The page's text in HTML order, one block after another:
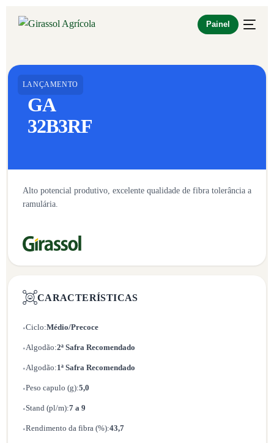
Painel
LANÇAMENTO
GA
32B3RF
Alto potencial produtivo, excelente qualidade de fibra tolerância a
ramulária.
CARACTERÍSTICAS
•Ciclo:Médio/Precoce
•Algodão:2ª Safra Recomendado
•Algodão:1ª Safra Recomendado
•Peso capulo (g):5,0
•Stand (pl/m):7 a 9
•Rendimento da fibra (%):43,7